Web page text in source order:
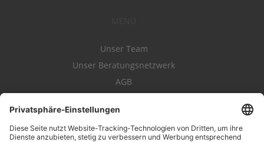
Unser Team
Unser Beratungsnetzwerk
AGB
Datenschutz
Impressum